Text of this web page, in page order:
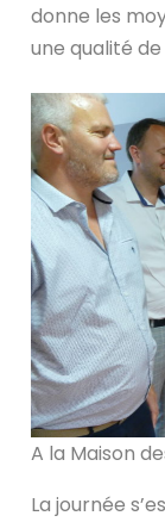
donne les
une qualité
A la Maison
La journée